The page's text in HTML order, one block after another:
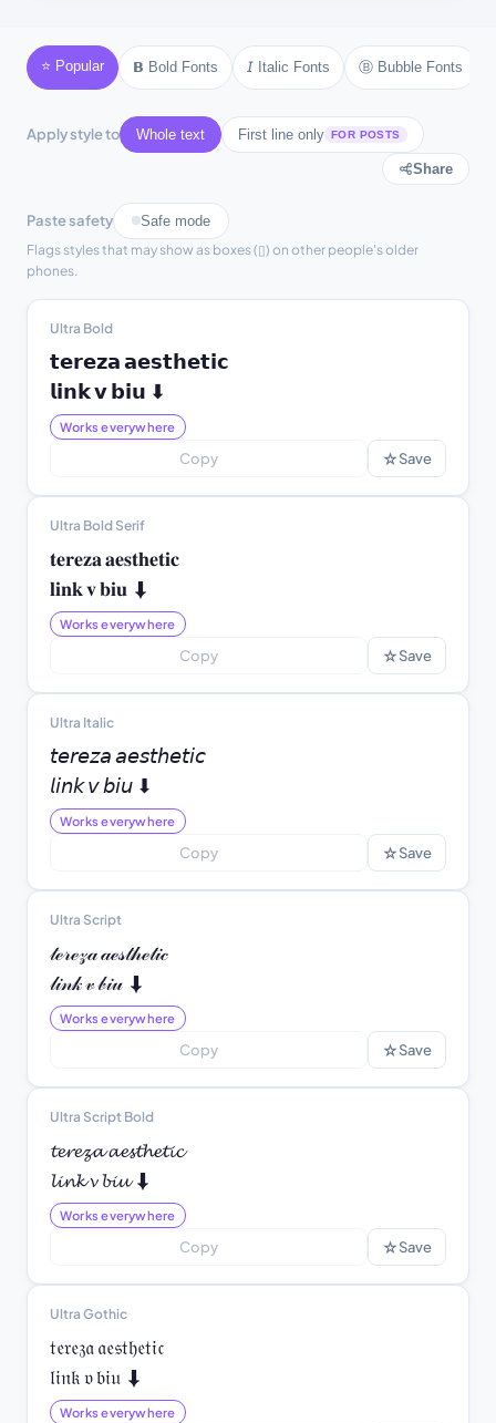
☾ text ☾
⚜ text ⚜ ⚓ text ⚓
♪ text ♪
♫ text ♫
⚘ text ⚘
⭐ Popular 𝗕 Bold Fonts 𝘐 Italic Fonts Ⓑ Bubble Fonts
Apply style to Whole text First line only FOR POSTS
Share
Paste safety
Safe mode
Flags styles that may show as boxes (▯) on other people's older
phones.
Ultra Bold
𝘁𝗲𝗿𝗲𝘇𝗮 𝗮𝗲𝘀𝘁𝗵𝗲𝘁𝗶𝗰
𝗹𝗶𝗻𝗸 𝘃 𝗯𝗶𝘂 ⬇
Works everywhere
Copy ☆Save
Ultra Bold Serif
𝐭𝐞𝐫𝐞𝐳𝐚 𝐚𝐞𝐬𝐭𝐡𝐞𝐭𝐢𝐜
𝐥𝐢𝐧𝐤 𝐯 𝐛𝐢𝐮 ⬇
Works everywhere
Copy ☆Save
Ultra Italic
𝘵𝘦𝘳𝘦𝘻𝘢 𝘢𝘦𝘴𝘵𝘩𝘦𝘵𝘪𝘤
𝘭𝘪𝘯𝘬 𝘷 𝘣𝘪𝘶 ⬇
Works everywhere
Copy ☆Save
Ultra Script
𝓉ℯ𝓇ℯ𝓏𝒶 𝒶ℯ𝓈𝓉𝒽ℯ𝓉𝒾𝒸
𝓁𝒾𝓃𝓀 𝓋 𝒷𝒾𝓊 ⬇
Works everywhere
Copy ☆Save
Ultra Script Bold
𝓽𝓮𝓻𝓮𝔃𝓪 𝓪𝓮𝓼𝓽𝓱𝓮𝓽𝓲𝓬
𝓵𝓲𝓷𝓴 𝓿 𝓫𝓲𝓾 ⬇
Works everywhere
Copy ☆Save
Ultra Gothic
𝔱𝔢𝔯𝔢𝔷𝔞 𝔞𝔢𝔰𝔱𝔥𝔢𝔱𝔦𝔠
𝔩𝔦𝔫𝔨 𝔳 𝔟𝔦𝔲 ⬇
Works everywhere